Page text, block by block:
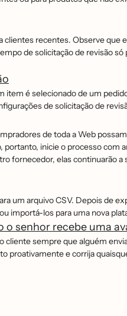
clientes recentes. Observe que
de solicitação de revisão só
é selecionado de um
de solicitação de
de toda a Web
inicie o processo com
fornecedor, elas continuarão
um arquivo CSV. Depois de
importá-los para uma nova
senhor recebe uma
sempre que alguém
proativamente e corrija